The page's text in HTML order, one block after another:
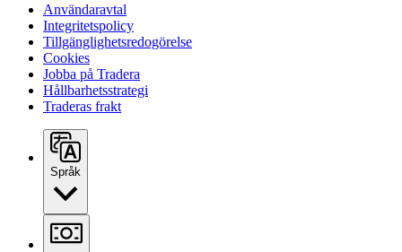
Användaravtal
Integritetspolicy
Tillgänglighetsredogörelse
Cookies
Jobba på Tradera
Hållbarhetsstrategi
Traderas frakt
Språk